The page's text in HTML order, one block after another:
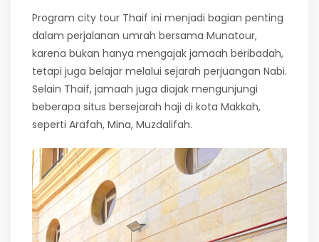
Program city tour Thaif ini menjadi bagian penting
dalam perjalanan umrah bersama Munatour,
karena bukan hanya mengajak jamaah beribadah,
tetapi juga belajar melalui sejarah perjuangan Nabi.
Selain Thaif, jamaah juga diajak mengunjungi
beberapa situs bersejarah haji di kota Makkah,
seperti Arafah, Mina, Muzdalifah.